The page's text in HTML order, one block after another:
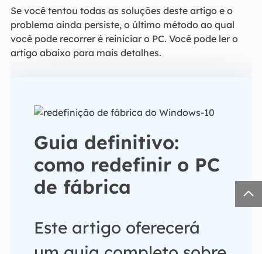
Se você tentou todas as soluções deste artigo e o
problema ainda persiste, o último método ao qual
você pode recorrer é reiniciar o PC. Você pode ler o
artigo abaixo para mais detalhes.
Guia definitivo:
como redefinir o PC
de fábrica
Este artigo oferecerá
